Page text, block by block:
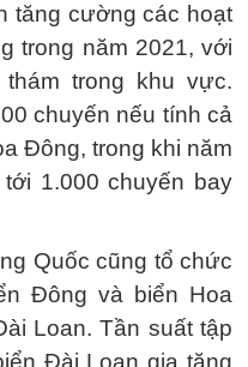
tăng cường các hoạt
trong năm 2021, với
trong khu vực.
chuyến nếu tính cả
Đông, trong khi năm
1.000 chuyến bay
Quốc cũng tổ chức
Đông và biển Hoa
Loan. Tần suất tập
Đài Loan gia tăng